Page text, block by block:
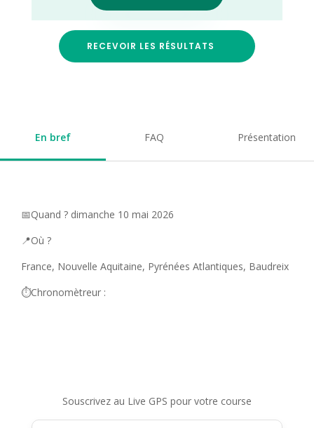
RECEVOIR LES RÉSULTATS
En bref FAQ Présentation
📅Quand ? dimanche 10 mai 2026
📍Où ?
France, Nouvelle Aquitaine, Pyrénées Atlantiques, Baudreix
⏱️Chronomètreur :
Souscrivez au Live GPS pour votre course